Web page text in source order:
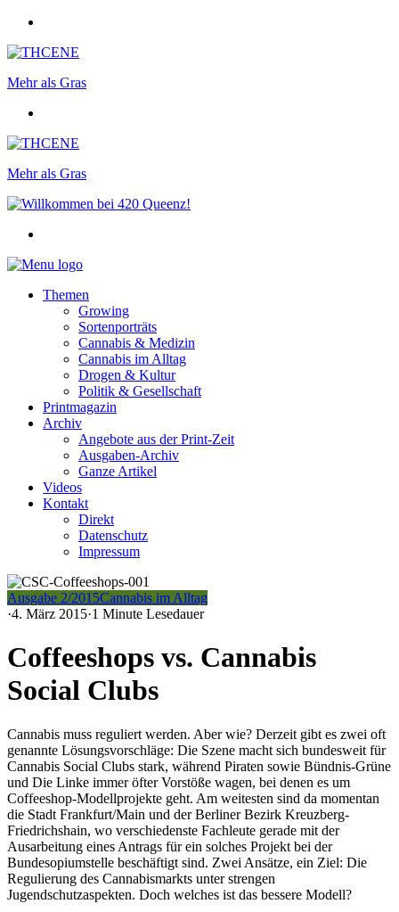
Mehr als Gras
Mehr als Gras
Themen
Growing
Sortenporträts
Cannabis & Medizin
Cannabis im Alltag
Drogen & Kultur
Politik & Gesellschaft
Printmagazin
Archiv
Angebote aus der Print-Zeit
Ausgaben-Archiv
Ganze Artikel
Videos
Kontakt
Direkt
Datenschutz
Impressum
Ausgabe 2/2015Cannabis im Alltag
·4. März 2015·1 Minute Lesedauer
Coffeeshops vs. Cannabis
Social Clubs
Cannabis muss reguliert werden. Aber wie? Derzeit gibt es zwei oft
genannte Lösungsvorschläge: Die Szene macht sich bundesweit für
Cannabis Social Clubs stark, während Piraten sowie Bündnis-Grüne
und Die Linke immer öfter Vorstöße wagen, bei denen es um
Coffeeshop-Modellprojekte geht. Am weitesten sind da momentan
die Stadt Frankfurt/Main und der Berliner Bezirk Kreuzberg-
Friedrichshain, wo verschiedenste Fachleute gerade mit der
Ausarbeitung eines Antrags für ein solches Projekt bei der
Bundesopiumstelle beschäftigt sind. Zwei Ansätze, ein Ziel: Die
Regulierung des Cannabismarkts unter strengen
Jugendschutzaspekten. Doch welches ist das bessere Modell?